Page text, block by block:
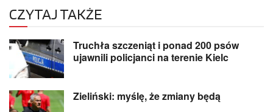
CZYTAJ TAKŻE
Truchła szczeniąt i ponad 200 psów
ujawnili policjanci na terenie Kielc
Zieliński: myślę, że zmiany będą